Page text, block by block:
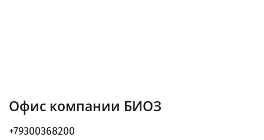
Офис компании БИОЗ
+79300368200